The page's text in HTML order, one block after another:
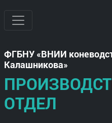
ФГБНУ
ВНИИ
Калашникова
ОТДЕЛ